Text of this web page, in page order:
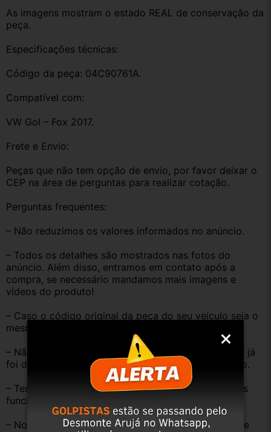
As imagens mostram o estado REAL de conservação da
peça.
Especificações técnicas:
Código da peça: 04C90761A.
Compatível com:
VW Gol – Fox 2017.
Frete e Envio:
Peças que não tem opção de envio, por favor deixar o
CEP na área de perguntas para realizar cotação.
Perguntas frequentes:
– Não reduzimos os valores informados no anúncio.
– Todos os detalhes são mostrados nas fotos do
anúncio. Além disso, entramos em contato após a
compra, se necessário mandamos mais imagens e
vídeos do produto!
– Caso o código original da peça do seu veículo seja o
mesmo descrito no anúncio servirá perfeitamente.
– Não temos informação sobre o KM, pois o veículo já
foi desmontado. No entanto, estão em ótimo estado.
– Testamos as peças antes de anunciar e enviar, elas
funcionam perfeitamente.
– Nossas peças são USADAS e apresentam desgaste